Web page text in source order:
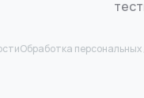
Обработка